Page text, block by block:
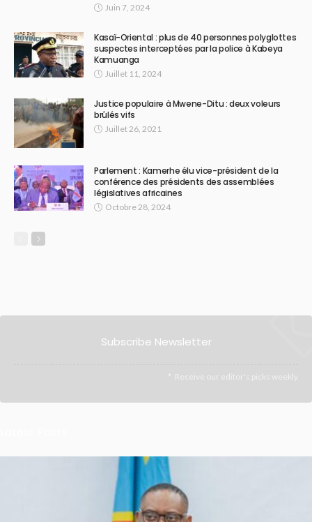
Juin 7, 2024
Kasaï-Oriental : plus de 40 personnes polyglottes
suspectes interceptées par la police à Kabeya
Kamuanga
Juillet 11, 2024
Justice populaire à Mwene-Ditu : deux voleurs
brûlés vifs
Juillet 26, 2021
Parlement : Kamerhe élu vice-président de la
conférence des présidents des assemblées
législatives africaines
Octobre 28, 2024
Subscribe Newsletter
Receive our editor's picks weekly